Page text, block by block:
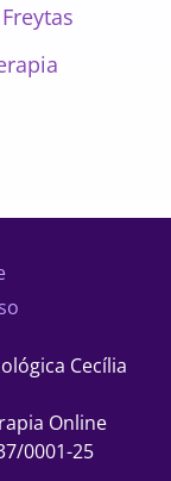
Cecília
Online
0001-25